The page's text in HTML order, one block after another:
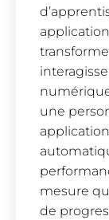
une
mesure
de